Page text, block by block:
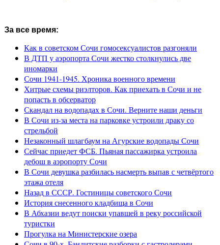
За все время:
Как в советском Сочи гомосексуалистов разгоняли
В ДТП у аэропорта Сочи жестко столкнулись две
иномарки
Сочи 1941-1945. Хроника военного времени
Хитрые схемы риэлторов. Как приехать в Сочи и не
попасть в обсерватор
Скандал на водопадах в Сочи. Верните наши деньги
В Сочи из-за места на парковке устроили драку со
стрельбой
Незаконный шлагбаум на Агурские водопады Сочи
Сейчас приедет ФСБ. Пьяная пассажирка устроила
дебош в аэропорту Сочи
В Сочи девушка разбилась насмерть выпав с четвёртого
этажа отеля
Назад в СССР. Гостиницы советского Сочи
История снесенного кладбища в Сочи
В Абхазии ведут поиски упавшей в реку российской
туристки
Прогулка на Министерские озера